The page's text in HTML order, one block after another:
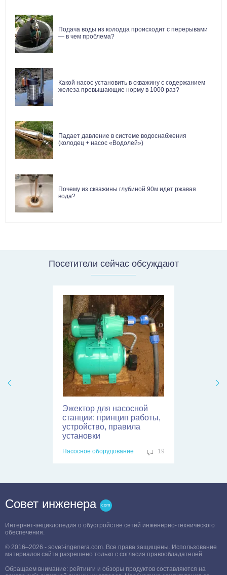
Подача воды из колодца происходит с перерывами
— в чем проблема?
Какой насос установить в скважину с содержанием
железа превышающие норму в 1000 раз?
Падает давление в системе водоснабжения
(колодец + насос «Водолей»)
Почему из скважины глубиной 90м идет ржавая
вода?
Посетители сейчас обсуждают
Эжектор для насосной
станции: принцип работы,
устройство, правила
установки
Насосное оборудование 19
Совет инженера
Интернет-энциклопедия о обустройстве сетей инженерно-технического
обеспечения.
© 2016–2026 - sovet-ingenera.com. Все права защищены. Использование
материалов сайта разрешено только с согласия правообладателей.
Обращаем внимание: рейтинги и обзоры продуктов составляются на